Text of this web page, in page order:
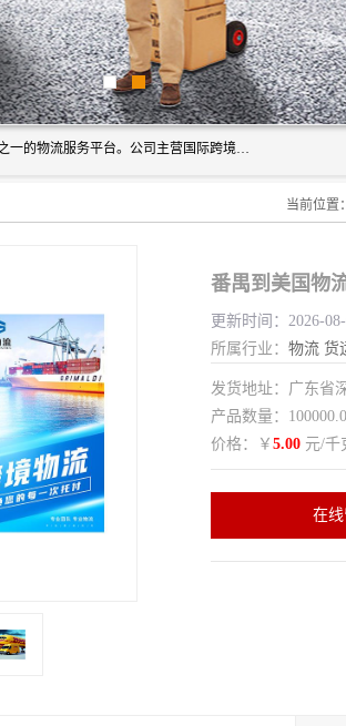
深圳市博冠国际物流有限公司是一家国际化物流公司，致力于打造国际成员之一的物流服务平台。公司主营国际跨境运输业务，提供国际快递、FBA空派专线、国际海空运、国际空运专线、中欧铁路运输等国际海空运、国际快递、国际铁路运输及跨境专线物流等各类进出口运输方面的业务。
当前位置：
番禺到美国物
更新时间：2026-
所属行业： 物流 货
发货地址：广东省
产品数量：
价格：￥ 5.00 元/千
在